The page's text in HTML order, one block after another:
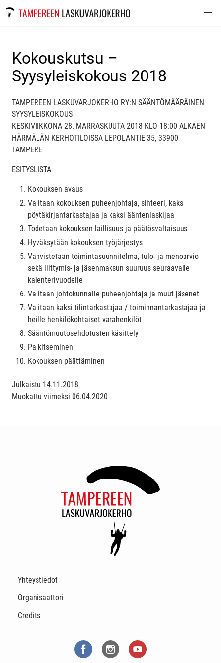
Kokouskutsu –
Syysyleiskokous 2018
TAMPEREEN LASKUVARJOKERHO RY:N SÄÄNTÖMÄÄRÄINEN
SYYSYLEISKOKOUS
KESKIVIIKKONA 28. MARRASKUUTA 2018 KLO 18:00 ALKAEN
HÄRMÄLÄN KERHOTILOISSA LEPOLANTIE 35, 33900
TAMPERE
ESITYSLISTA
Kokouksen avaus
Valitaan kokouksen puheenjohtaja, sihteeri, kaksi
pöytäkirjantarkastajaa ja kaksi ääntenlaskijaa
Todetaan kokouksen laillisuus ja päätösvaltaisuus
Hyväksytään kokouksen työjärjestys
Vahvistetaan toimintasuunnitelma, tulo- ja menoarvio
sekä liittymis- ja jäsenmaksun suuruus seuraavalle
kalenterivuodelle
Valitaan johtokunnalle puheenjohtaja ja muut jäsenet
Valitaan kaksi tilintarkastajaa / toiminnantarkastajaa ja
heille henkilökohtaiset varahenkilöt
Sääntömuutosehdotusten käsittely
Palkitseminen
Kokouksen päättäminen
Julkaistu 14.11.2018
Muokattu viimeksi 06.04.2020
Yhteystiedot
Organisaattori
Credits